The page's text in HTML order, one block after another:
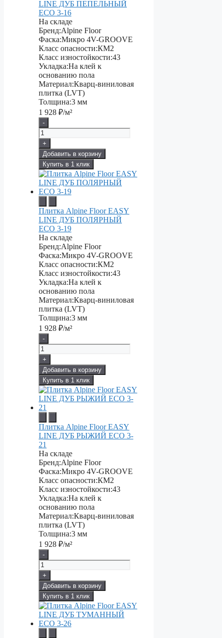
LINE ДУБ ПЕПЕЛЬНЫЙ
ECO 3-16
На складе
Бренд:Alpine Floor
Фаска:Микро 4V-GROOVE
Класс опасности:КМ2
Класс изностойкости:43
Укладка:На клей к
основанию пола
Материал:Кварц-виниловая
плитка (LVT)
Толщина:3 мм
1 928 ₽/м²
-
+
Добавить в корзину
Купить в 1 клик
Плитка Alpine Floor EASY
LINE ДУБ ПОЛЯРНЫЙ
ECO 3-19
На складе
Бренд:Alpine Floor
Фаска:Микро 4V-GROOVE
Класс опасности:КМ2
Класс изностойкости:43
Укладка:На клей к
основанию пола
Материал:Кварц-виниловая
плитка (LVT)
Толщина:3 мм
1 928 ₽/м²
-
+
Добавить в корзину
Купить в 1 клик
Плитка Alpine Floor EASY
LINE ДУБ РЫЖИЙ ECO 3-
21
На складе
Бренд:Alpine Floor
Фаска:Микро 4V-GROOVE
Класс опасности:КМ2
Класс изностойкости:43
Укладка:На клей к
основанию пола
Материал:Кварц-виниловая
плитка (LVT)
Толщина:3 мм
1 928 ₽/м²
-
+
Добавить в корзину
Купить в 1 клик